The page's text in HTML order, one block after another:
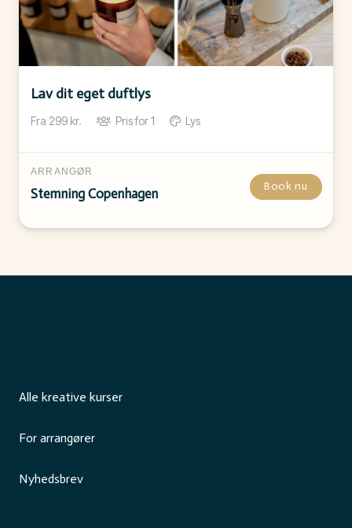
Lav dit eget duftlys
Fra 299 kr. Pris for1 Lys
ARRANGØR
Stemning Copenhagen Book nu
Alle kreative kurser
For arrangører
Nyhedsbrev